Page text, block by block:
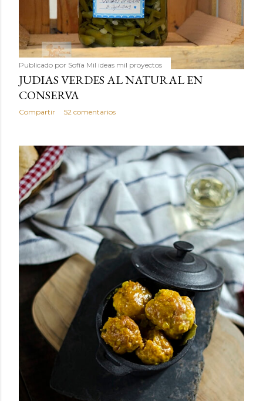
Publicado por Sofía Mil ideas mil proyectos
JUDIAS VERDES AL NATURAL EN
CONSERVA
Compartir 52 comentarios